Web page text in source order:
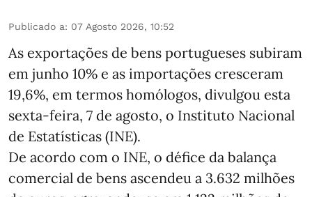
Publicado a: 07 Agosto 2026, 10:52
As exportações de bens portugueses subiram
em junho 10% e as importações cresceram
19,6%, em termos homólogos, divulgou esta
sexta-feira, 7 de agosto, o Instituto Nacional
de Estatísticas (INE).
De acordo com o INE, o défice da balança
comercial de bens ascendeu a 3.632 milhões